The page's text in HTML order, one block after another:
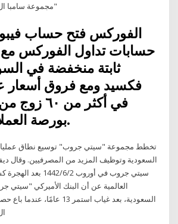
"مجموعة سامبا ال 6‏‏/6‏‏/1442 بعد
الفوركس فتح حساب
حسابات تداول الفوركس
فكسيد ومع فروق أسعار
في أكثر من
بورصة العملات المباشرة.
تخطط مجموعة "سيتي جروب" توسيع نطاق
السعودية وتوظيف المزيد من المصرفيين. وقال
سيتي جروب في أوروب 2‏‏/
العالمية عن أن البنك الأميركي "سيتي
السعودية، بعد غياب استمر 13
ال 6‏‏/6‏‏/